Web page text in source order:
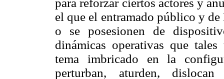
el que el entramado público y
o se posesionen de
dinámicas operativas que
tema imbricado en la
perturban, aturden,